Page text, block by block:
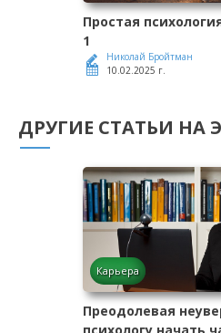
Простая
1
Николай Бройтман
10.02.2025 г.
ДРУГИЕ СТАТЬИ НА
Карьера
Преодолевая